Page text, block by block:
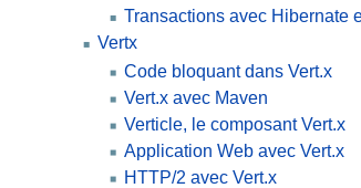
Transactions avec Hibernate
Vertx
Code bloquant dans Vert.x
Vert.x avec Maven
Verticle, le composant Vert.x
Application Web avec Vert.x
HTTP/2 avec Vert.x